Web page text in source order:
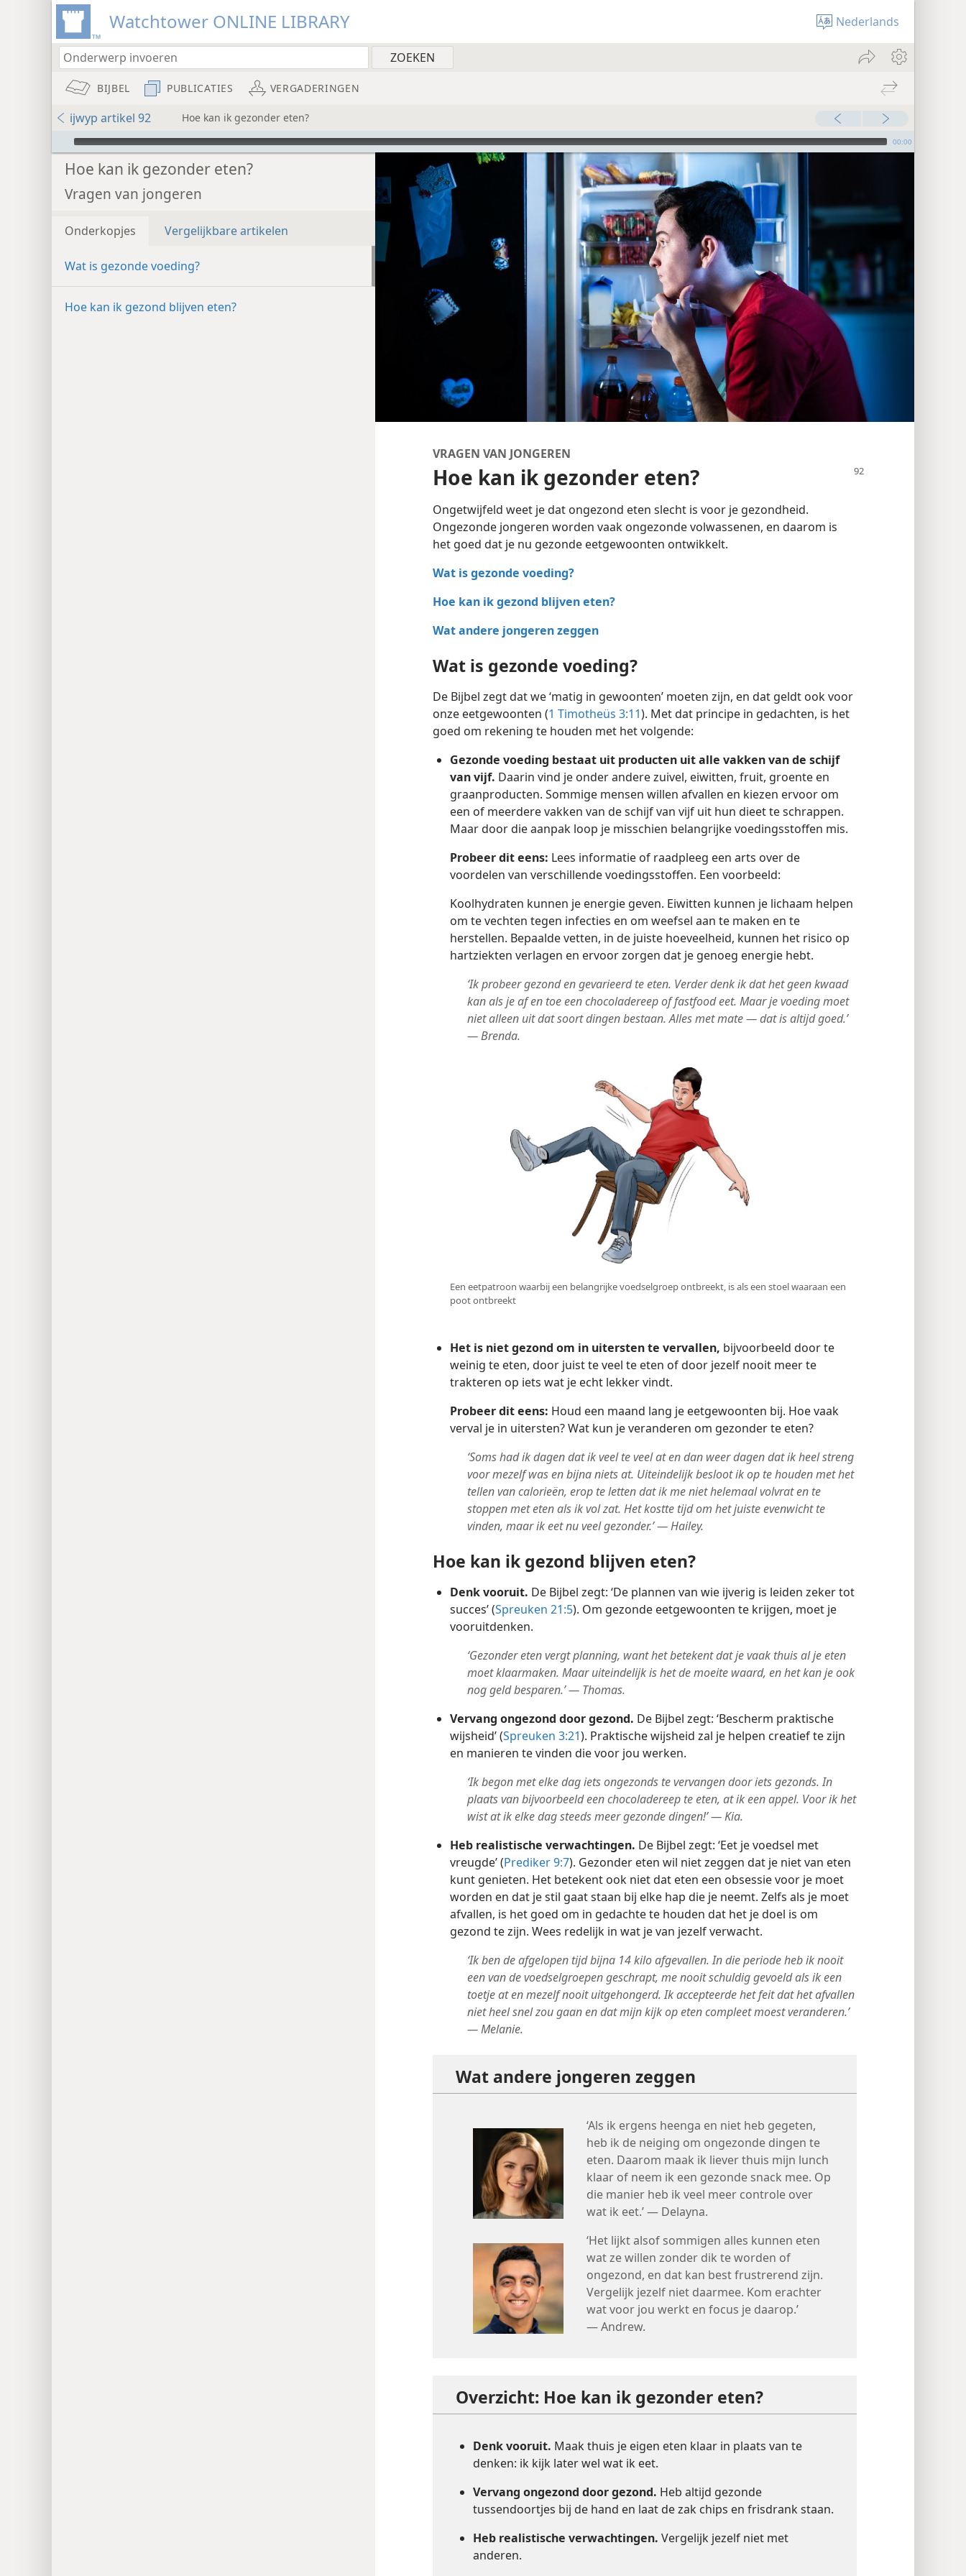
Watchtower ONLINE LIBRARY Nederlands
BIJBEL PUBLICATIES VERGADERINGEN
ijwyp artikel 92 Hoe kan ik gezonder eten?
Audio Player 00:00
Hoe kan ik gezonder eten?
Vragen van jongeren
Onderkopjes Vergelijkbare artikelen
Wat is gezonde voeding?
Hoe kan ik gezond blijven eten?
VRAGEN VAN JONGEREN
Hoe kan ik gezonder eten?
Ongetwijfeld weet je dat ongezond eten slecht is voor je gezondheid.
Ongezonde jongeren worden vaak ongezonde volwassenen, en daarom is
het goed dat je nu gezonde eetgewoonten ontwikkelt.
Wat is gezonde voeding?
Hoe kan ik gezond blijven eten?
Wat andere jongeren zeggen
Wat is gezonde voeding?
De Bijbel zegt dat we ‘matig in gewoonten’ moeten zijn, en dat geldt ook voor
onze eetgewoonten (1 Timotheüs 3:11). Met dat principe in gedachten, is het
goed om rekening te houden met het volgende:
Gezonde voeding bestaat uit producten uit alle vakken van de schijf
van vijf. Daarin vind je onder andere zuivel, eiwitten, fruit, groente en
graanproducten. Sommige mensen willen afvallen en kiezen ervoor om
een of meerdere vakken van de schijf van vijf uit hun dieet te schrappen.
Maar door die aanpak loop je misschien belangrijke voedingsstoffen mis.
Probeer dit eens: Lees informatie of raadpleeg een arts over de
voordelen van verschillende voedingsstoffen. Een voorbeeld:
Koolhydraten kunnen je energie geven. Eiwitten kunnen je lichaam helpen
om te vechten tegen infecties en om weefsel aan te maken en te
herstellen. Bepaalde vetten, in de juiste hoeveelheid, kunnen het risico op
hartziekten verlagen en ervoor zorgen dat je genoeg energie hebt.
‘Ik probeer gezond en gevarieerd te eten. Verder denk ik dat het geen kwaad
kan als je af en toe een chocoladereep of fastfood eet. Maar je voeding moet
niet alleen uit dat soort dingen bestaan. Alles met mate — dat is altijd goed.’
— Brenda.
Een eetpatroon waarbij een belangrijke voedselgroep ontbreekt, is als een stoel waaraan een
poot ontbreekt
Het is niet gezond om in uitersten te vervallen, bijvoorbeeld door te
weinig te eten, door juist te veel te eten of door jezelf nooit meer te
trakteren op iets wat je echt lekker vindt.
Probeer dit eens: Houd een maand lang je eetgewoonten bij. Hoe vaak
verval je in uitersten? Wat kun je veranderen om gezonder te eten?
‘Soms had ik dagen dat ik veel te veel at en dan weer dagen dat ik heel streng
voor mezelf was en bijna niets at. Uiteindelijk besloot ik op te houden met het
tellen van calorieën, erop te letten dat ik me niet helemaal volvrat en te
stoppen met eten als ik vol zat. Het kostte tijd om het juiste evenwicht te
vinden, maar ik eet nu veel gezonder.’ — Hailey.
Hoe kan ik gezond blijven eten?
Denk vooruit. De Bijbel zegt: ‘De plannen van wie ijverig is leiden zeker tot
succes’ (Spreuken 21:5). Om gezonde eetgewoonten te krijgen, moet je
vooruitdenken.
‘Gezonder eten vergt planning, want het betekent dat je vaak thuis al je eten
moet klaarmaken. Maar uiteindelijk is het de moeite waard, en het kan je ook
nog geld besparen.’ — Thomas.
Vervang ongezond door gezond. De Bijbel zegt: ‘Bescherm praktische
wijsheid’ (Spreuken 3:21). Praktische wijsheid zal je helpen creatief te zijn
en manieren te vinden die voor jou werken.
‘Ik begon met elke dag iets ongezonds te vervangen door iets gezonds. In
plaats van bijvoorbeeld een chocoladereep te eten, at ik een appel. Voor ik het
wist at ik elke dag steeds meer gezonde dingen!’ — Kia.
Heb realistische verwachtingen. De Bijbel zegt: ‘Eet je voedsel met
vreugde’ (Prediker 9:7). Gezonder eten wil niet zeggen dat je niet van eten
kunt genieten. Het betekent ook niet dat eten een obsessie voor je moet
worden en dat je stil gaat staan bij elke hap die je neemt. Zelfs als je moet
afvallen, is het goed om in gedachte te houden dat het je doel is om
gezond te zijn. Wees redelijk in wat je van jezelf verwacht.
‘Ik ben de afgelopen tijd bijna 14 kilo afgevallen. In die periode heb ik nooit
een van de voedselgroepen geschrapt, me nooit schuldig gevoeld als ik een
toetje at en mezelf nooit uitgehongerd. Ik accepteerde het feit dat het afvallen
niet heel snel zou gaan en dat mijn kijk op eten compleet moest veranderen.’
— Melanie.
Wat andere jongeren zeggen
‘Als ik ergens heenga en niet heb gegeten,
heb ik de neiging om ongezonde dingen te
eten. Daarom maak ik liever thuis mijn lunch
klaar of neem ik een gezonde snack mee. Op
die manier heb ik veel meer controle over
wat ik eet.’ — Delayna.
‘Het lijkt alsof sommigen alles kunnen eten
wat ze willen zonder dik te worden of
ongezond, en dat kan best frustrerend zijn.
Vergelijk jezelf niet daarmee. Kom erachter
wat voor jou werkt en focus je daarop.’
— Andrew.
Overzicht: Hoe kan ik gezonder eten?
Denk vooruit. Maak thuis je eigen eten klaar in plaats van te
denken: ik kijk later wel wat ik eet.
Vervang ongezond door gezond. Heb altijd gezonde
tussendoortjes bij de hand en laat de zak chips en frisdrank staan.
Heb realistische verwachtingen. Vergelijk jezelf niet met
anderen.